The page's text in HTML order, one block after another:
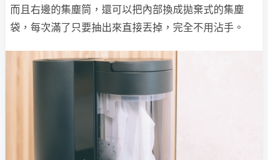
而且右邊的集塵筒，還可以把內部換成拋棄式的集塵
袋，每次滿了只要抽出來直接丟掉，完全不用沾手。